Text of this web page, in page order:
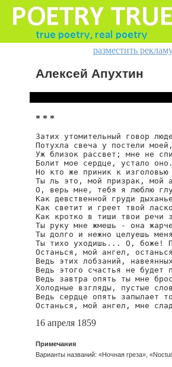
разместить
Алексей Апухтин
* * *
Затих утомительный говор
Потухла свеча у постели моей,
Уж близок рассвет; мне не
Болит мое сердце, устало оно.
Но кто же приник к изголовью
Ты ль это, мой призрак, мой
О, верь мне, тебя я люблю
Как девственной груди
Как светит и греет твой
Как кротко в тиши твои речи
Ты руку мне жмешь - она
Ты долго и нежно целуешь
Ты тихо уходишь... О, боже!
Останься, мой ангел,
Ведь этих лобзаний,
Ведь этого счастья не будет
Ведь завтра опять ты мне
Холодные взгляды, пустые
Ведь сердце опять запылает
Останься, мой ангел, мне
16 апреля 1859
Примечания
Варианты названий: «Ночная греза»,